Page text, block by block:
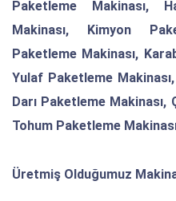
Paketleme Makinası,
Makinası, Kimyon
Paketleme Makinası,
Yulaf Paketleme
Darı Paketleme Makinası,
Tohum Paketleme
Üretmiş Olduğumuz